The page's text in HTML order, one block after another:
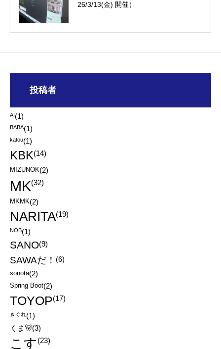
26/3/13(金) 開催）
投稿者
AI(1)
BABA(1)
katou(1)
KBK(14)
MIZUNOK(2)
MK(32)
MKMK(2)
NARITA(19)
NOB(1)
SANO(9)
SAWAだ！ (6)
sonota(2)
Spring Boot(2)
TOYOP(17)
きぐれ(1)
くま🐻(3)
こす(23)